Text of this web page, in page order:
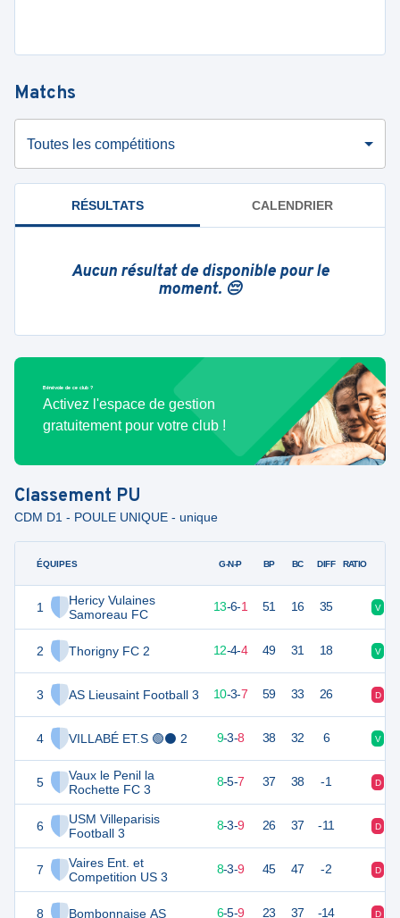
Matchs
Toutes les compétitions
RÉSULTATS CALENDRIER
Aucun résultat de disponible pour le
moment. 😔
Bénévole de ce club ?
Activez l'espace de gestion
gratuitement pour votre club !
Classement PU
CDM D1 - POULE UNIQUE - unique
ÉQUIPES
1
Hericy Vulaines
Samoreau FC
2 Thorigny FC 2
3 AS Lieusaint Football 3
4 VILLABÉ ET.S 🟢⚫ 2
5
Vaux le Penil la
Rochette FC 3
6
USM Villeparisis
Football 3
7
Vaires Ent. et
Competition US 3
8 Bombonnaise AS
G-N-P BP BC DIFF RATIO
13-6-1 51 16 35 V
12-4-4 49 31 18 V
33 20 10-3-7 59 33 26 D
29 20 9-3-8 38 32 6 V
8-5-7 37 38 -1 D
27 8-3-9 26 37 -11 D
27 8-3-9 45 47 -2 D
23 6-5-9 23 37 -14 D